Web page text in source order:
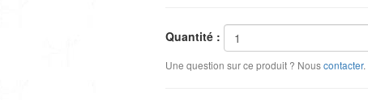
Quantité :
Une question sur ce produit ? Nouscontacter.